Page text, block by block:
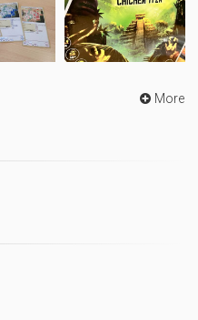
More